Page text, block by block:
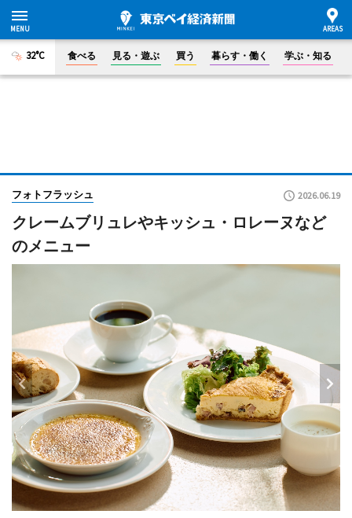
32°C 食べる 見る・遊ぶ 買う 暮らす・働く 学ぶ・知る
フォトフラッシュ 2026.06.19
クレームブリュレやキッシュ・ロレーヌなど
のメニュー